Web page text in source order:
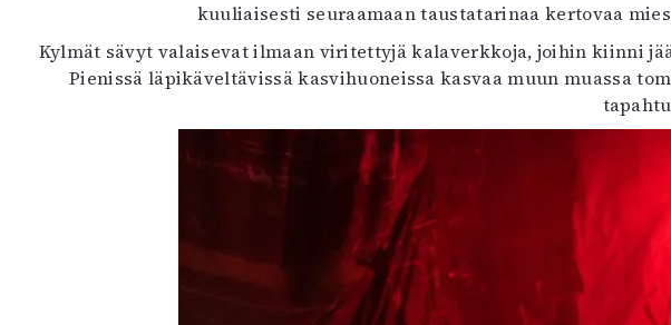
kuuliaisesti seuraamaan taustatarinaa kertovaa
Kylmät sävyt valaisevat ilmaan viritettyjä kalaverkkoja, joihin kiinni
Pienissä läpikäveltävissä kasvihuoneissa kasvaa muun muassa